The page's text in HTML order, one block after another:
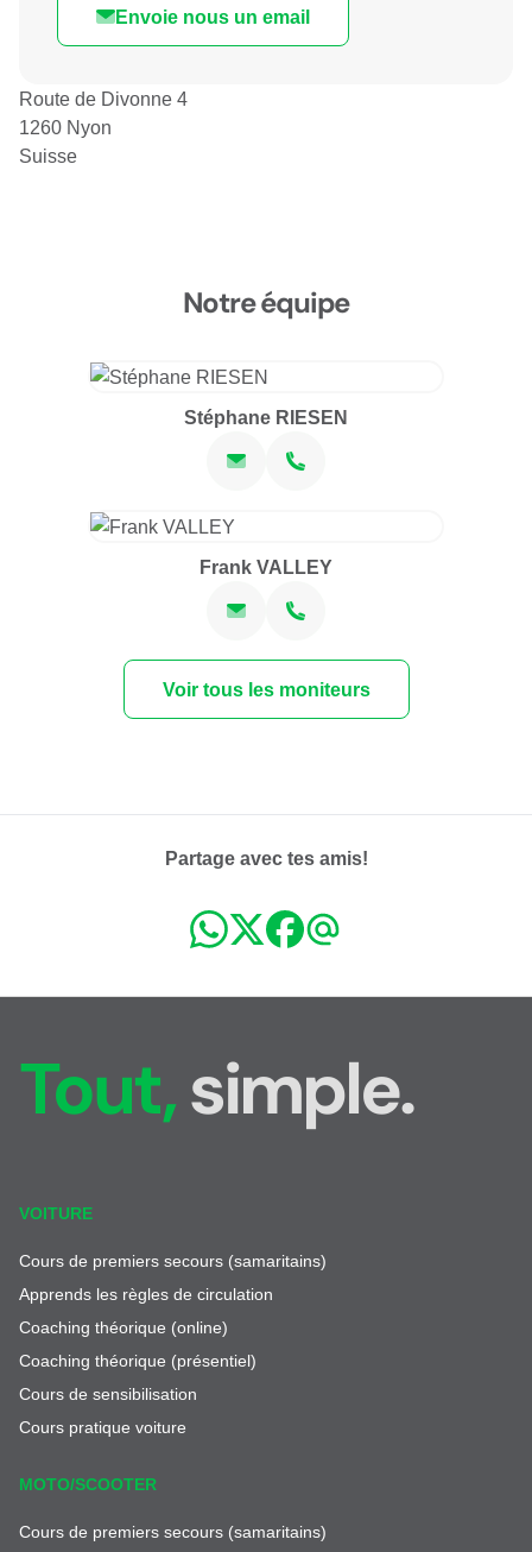
Envoie nous un email
Route de Divonne 4
1260 Nyon
Suisse
Notre équipe
Stéphane RIESEN
Frank VALLEY
Voir tous les moniteurs
Partage avec tes amis!
Tout,simple.
VOITURE
Cours de premiers secours (samaritains)
Apprends les règles de circulation
Coaching théorique (online)
Coaching théorique (présentiel)
Cours de sensibilisation
Cours pratique voiture
MOTO/SCOOTER
Cours de premiers secours (samaritains)